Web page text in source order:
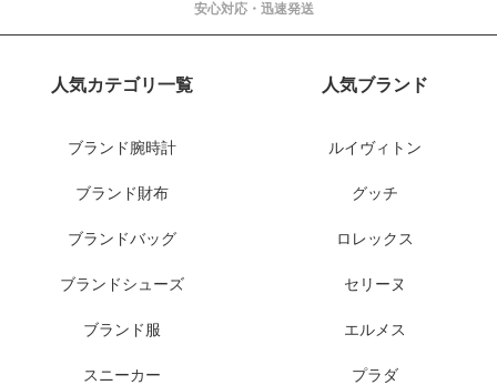
安心対応・迅速発送
人気カテゴリ一覧
ブランド腕時計
ブランド財布
ブランドバッグ
ブランドシューズ
ブランド服
スニーカー
人気ブランド
ルイヴィトン
グッチ
ロレックス
セリーヌ
エルメス
プラダ